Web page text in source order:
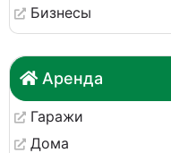
Бизнесы
Аренда
Гаражи
Дома